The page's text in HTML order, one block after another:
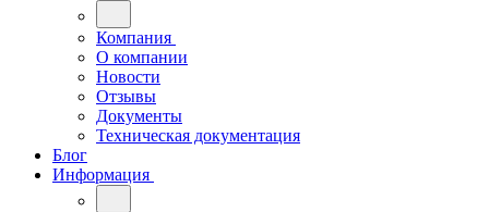
Компания
О компании
Новости
Отзывы
Документы
Техническая документация
Блог
Информация